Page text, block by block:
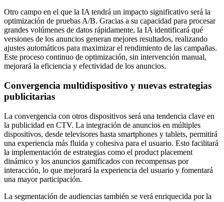
Otro campo en el que la IA tendrá un impacto significativo será la
optimización de pruebas A/B. Gracias a su capacidad para procesar
grandes volúmenes de datos rápidamente, la IA identificará qué
versiones de los anuncios generan mejores resultados, realizando
ajustes automáticos para maximizar el rendimiento de las campañas.
Este proceso continuo de optimización, sin intervención manual,
mejorará la eficiencia y efectividad de los anuncios.
Convergencia multidispositivo y nuevas estrategias
publicitarias
La convergencia con otros dispositivos será una tendencia clave en
la publicidad en CTV. La integración de anuncios en múltiples
dispositivos, desde televisores hasta smartphones y tablets, permitirá
una experiencia más fluida y cohesiva para el usuario. Esto facilitará
la implementación de estrategias como el product placement
dinámico y los anuncios gamificados con recompensas por
interacción, lo que mejorará la experiencia del usuario y fomentará
una mayor participación.
La segmentación de audiencias también se verá enriquecida por la